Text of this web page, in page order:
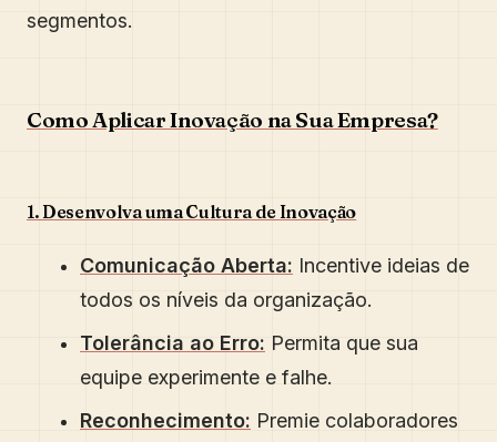
segmentos.
Como Aplicar Inovação na Sua Empresa?
1. Desenvolva uma Cultura de Inovação
Comunicação Aberta: Incentive ideias de
todos os níveis da organização.
Tolerância ao Erro: Permita que sua
equipe experimente e falhe.
Reconhecimento: Premie colaboradores